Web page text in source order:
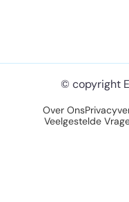
© copyright
Over Ons
Veelgestelde